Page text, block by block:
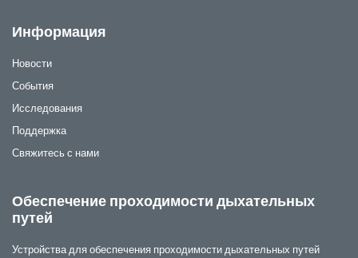
Информация
Новости
События
Исследования
Поддержка
Свяжитесь с нами
Обеспечение проходимости дыхательных
путей
Устройства для обеспечения проходимости дыхательных путей